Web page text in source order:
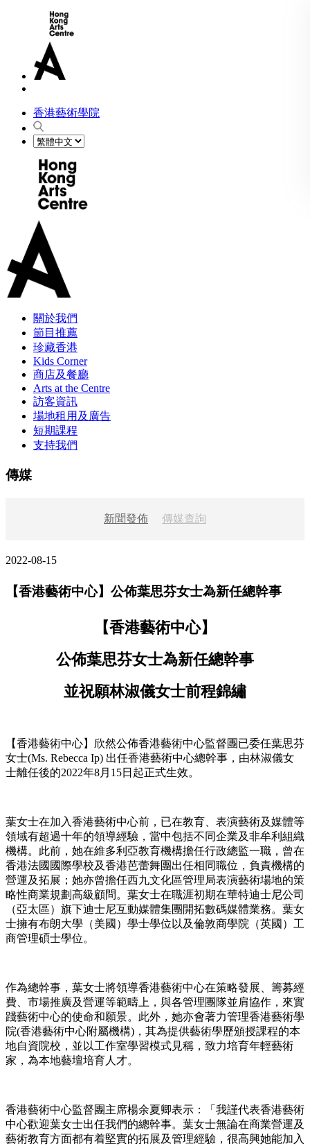
香港藝術學院
關於我們
節目推薦
珍藏香港
Kids Corner
商店及餐廳
Arts at the Centre
訪客資訊
場地租用及廣告
短期課程
支持我們
傳媒
新聞發佈 傳媒查詢
2022-08-15
【香港藝術中心】公佈葉思芬女士為新任總幹事
【香港藝術中心】
公佈葉思芬女士為新任總幹事
並祝願林淑儀女士前程錦繡
【香港藝術中心】欣然公佈香港藝術中心監督團已委任葉思芬
女士(Ms. Rebecca Ip) 出任香港藝術中心總幹事，由林淑儀女
士離任後的2022年8月15日起正式生效。
葉女士在加入香港藝術中心前，已在教育、表演藝術及媒體等
領域有超過十年的領導經驗，當中包括不同企業及非牟利組織
機構。此前，她在維多利亞教育機構擔任行政總監一職，曾在
香港法國國際學校及香港芭蕾舞團出任相同職位，負責機構的
營運及拓展；她亦曾擔任西九文化區管理局表演藝術場地的策
略性商業規劃高級顧問。葉女士在職涯初期在華特迪士尼公司
（亞太區）旗下迪士尼互動媒體集團開拓數碼媒體業務。葉女
士擁有布朗大學（美國）學士學位以及倫敦商學院（英國）工
商管理碩士學位。
作為總幹事，葉女士將領導香港藝術中心在策略發展、籌募經
費、市場推廣及營運等範疇上，與各管理團隊並肩協作，來實
踐藝術中心的使命和願景。此外，她亦會著力管理香港藝術學
院(香港藝術中心附屬機構)，其為提供藝術學歷頒授課程的本
地自資院校，並以工作室學習模式見稱，致力培育年輕藝術
家，為本地藝壇培育人才。
香港藝術中心監督團主席楊余夏卿表示：「我謹代表香港藝術
中心歡迎葉女士出任我們的總幹事。葉女士無論在商業營運及
藝術教育方面都有着堅實的拓展及管理經驗，很高興她能加入